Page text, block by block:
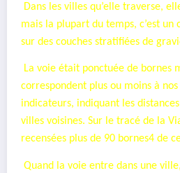
Dans les villes qu’elle traverse,
mais la plupart du temps, c’est
sur des couches stratifiées de
La voie était ponctuée de bornes
correspondent plus ou moins à
indicateurs, indiquant les
villes voisines. Sur le tracé de la
recensées plus de 90 bornes4 de
Quand la voie entre dans une